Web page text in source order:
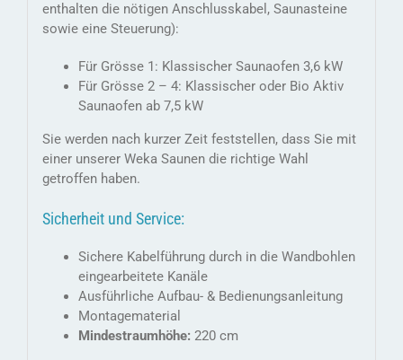
enthalten die nötigen Anschlusskabel, Saunasteine
sowie eine Steuerung):
Für Grösse 1: Klassischer Saunaofen 3,6 kW
Für Grösse 2 – 4: Klassischer oder Bio Aktiv
Saunaofen ab 7,5 kW
Sie werden nach kurzer Zeit feststellen, dass Sie mit
einer unserer Weka Saunen die richtige Wahl
getroffen haben.
Sicherheit und Service:
Sichere Kabelführung durch in die Wandbohlen
eingearbeitete Kanäle
Ausführliche Aufbau- & Bedienungsanleitung
Montagematerial
Mindestraumhöhe: 220 cm